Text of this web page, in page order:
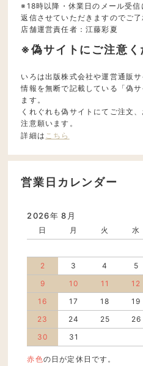
※18時以降・休業日のメール受
返信させていただきますのでご了
店舗運営責任者：江藤彩夏
※偽サイトにご注意く
いろは出版株式会社や運営通販
情報を無断で記載している「偽
ます。
くれぐれも偽サイトにてご注文
注意願います。
詳細は こちら
営業日カレンダー
2026年 8月
日 月 火 水
2
3 4 5
9
10 11 12
16
17 18 19
23
24 25 26
30
31
赤色の日が定休日です。